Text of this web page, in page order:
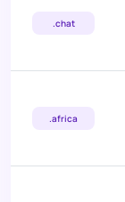
.chat
.africa